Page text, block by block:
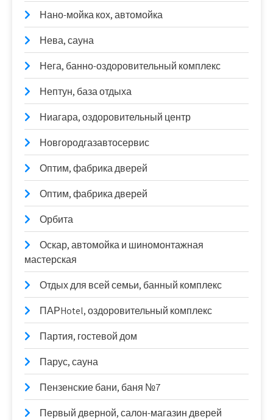
Нано-мойка кох, автомойка
Нева, сауна
Нега, банно-оздоровительный комплекс
Нептун, база отдыха
Ниагара, оздоровительный центр
Новгородгазавтосервис
Оптим, фабрика дверей
Оптим, фабрика дверей
Орбита
Оскар, автомойка и шиномонтажная
мастерская
Отдых для всей семьи, банный комплекс
ПАРHotel, оздоровительный комплекс
Партия, гостевой дом
Парус, сауна
Пензенские бани, баня №7
Первый дверной, салон-магазин дверей